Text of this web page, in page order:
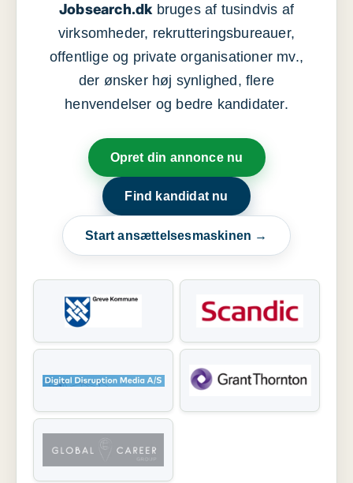
Jobsearch.dkbruges af tusindvis af
virksomheder, rekrutteringsbureauer,
offentlige og private organisationer mv.,
der ønsker høj synlighed, flere
henvendelser og bedre kandidater.
Opret din annonce nu
Find kandidat nu
Start ansættelsesmaskinen →